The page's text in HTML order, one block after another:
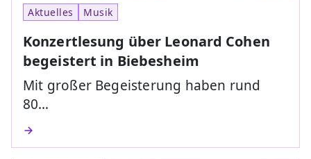
Aktuelles Musik
Konzertlesung über Leonard Cohen
begeistert in Biebesheim
Mit großer Begeisterung haben rund
80…